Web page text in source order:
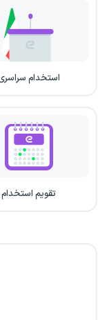
استخدام
تقویم استخدام